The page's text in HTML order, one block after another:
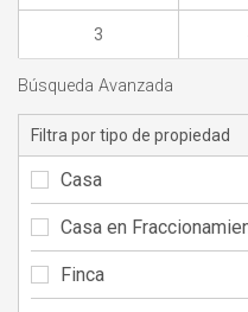
3
Búsqueda Avanzada
Filtra por tipo de propiedad
Casa
Casa en
Finca